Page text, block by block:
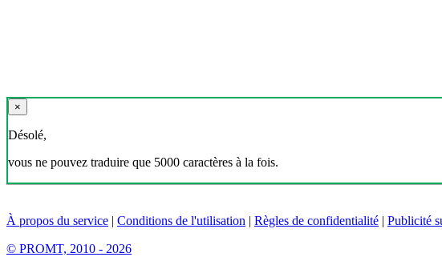
×
Désolé,
vous ne pouvez traduire que 5000 caractères à la fois.
À propos du service | Conditions de l'utilisation | Règles de confidentialité | Publicité
© PROMT, 2010 - 2026